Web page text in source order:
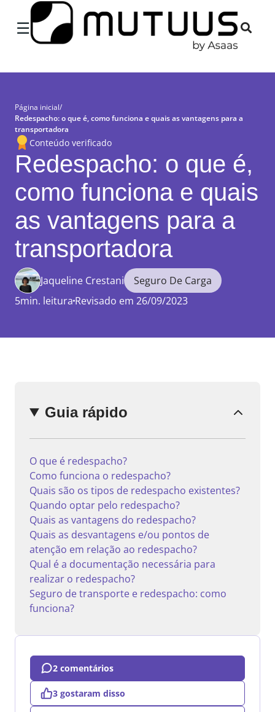
☰
Página inicial/
Redespacho: o que é, como funciona e quais as vantagens para a
transportadora
Conteúdo verificado
Redespacho: o que é,
como funciona e quais
as vantagens para a
transportadora
Jaqueline Crestani
Seguro De Carga
5min. leitura Revisado em 26/09/2023
Guia rápido
O que é redespacho?
Como funciona o redespacho?
Quais são os tipos de redespacho existentes?
Quando optar pelo redespacho?
Quais as vantagens do redespacho?
Quais as desvantagens e/ou pontos de
atenção em relação ao redespacho?
Qual é a documentação necessária para
realizar o redespacho?
Seguro de transporte e redespacho: como
funciona?
2 comentários
3 gostaram disso
Enviar